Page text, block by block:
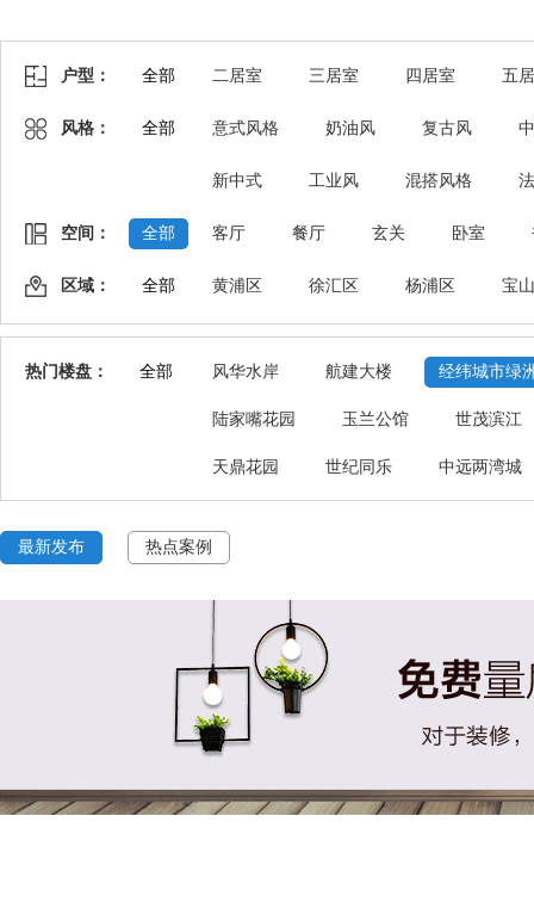
户型： 全部 二居室 三居室 四居室 五
风格： 全部 意式风格 奶油风 复古风
新中式 工业风 混搭风格
空间： 全部 客厅 餐厅 玄关 卧室
区域： 全部 黄浦区 徐汇区 杨浦区 宝
热门楼盘： 全部 风华水岸 航建大楼 经纬城市绿
陆家嘴花园 玉兰公馆 世茂滨江
天鼎花园 世纪同乐 中远两湾城
最新发布 热点案例